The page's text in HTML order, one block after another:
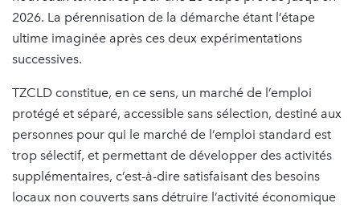
2026. La pérennisation de la démarche étant l’étape
ultime imaginée après ces deux expérimentations
successives.
TZCLD constitue, en ce sens, un marché de l’emploi
protégé et séparé, accessible sans sélection, destiné aux
personnes pour qui le marché de l’emploi standard est
trop sélectif, et permettant de développer des activités
supplémentaires, c’est-à-dire satisfaisant des besoins
locaux non couverts sans détruire l’activité économique